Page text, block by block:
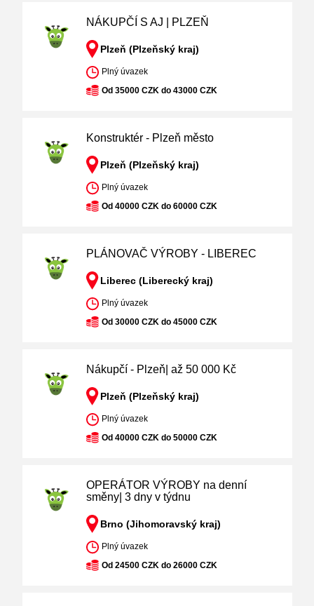
NÁKUPČÍ S AJ | PLZEŇ
Plzeň (Plzeňský kraj)
Plný úvazek
Od 35000 CZK do 43000 CZK
Konstruktér - Plzeň město
Plzeň (Plzeňský kraj)
Plný úvazek
Od 40000 CZK do 60000 CZK
PLÁNOVAČ VÝROBY - LIBEREC
Liberec (Liberecký kraj)
Plný úvazek
Od 30000 CZK do 45000 CZK
Nákupčí - Plzeň| až 50 000 Kč
Plzeň (Plzeňský kraj)
Plný úvazek
Od 40000 CZK do 50000 CZK
OPERÁTOR VÝROBY na denní
směny| 3 dny v týdnu
Brno (Jihomoravský kraj)
Plný úvazek
Od 24500 CZK do 26000 CZK